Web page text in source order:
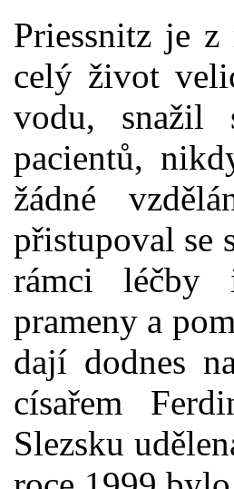
Priessnitz je
celý život
vodu, snažil
pacientů,
žádné
přistupoval se
rámci léčby
prameny a
dají dodnes
císařem
Slezsku